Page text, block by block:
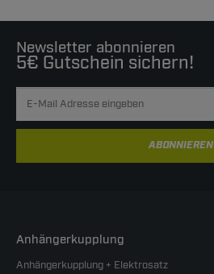
Newsletter abonnieren
5€ Gutschein sichern!
ABONNIEREN
Anhängerkupplung
Anhängerkupplung + Elektrosatz